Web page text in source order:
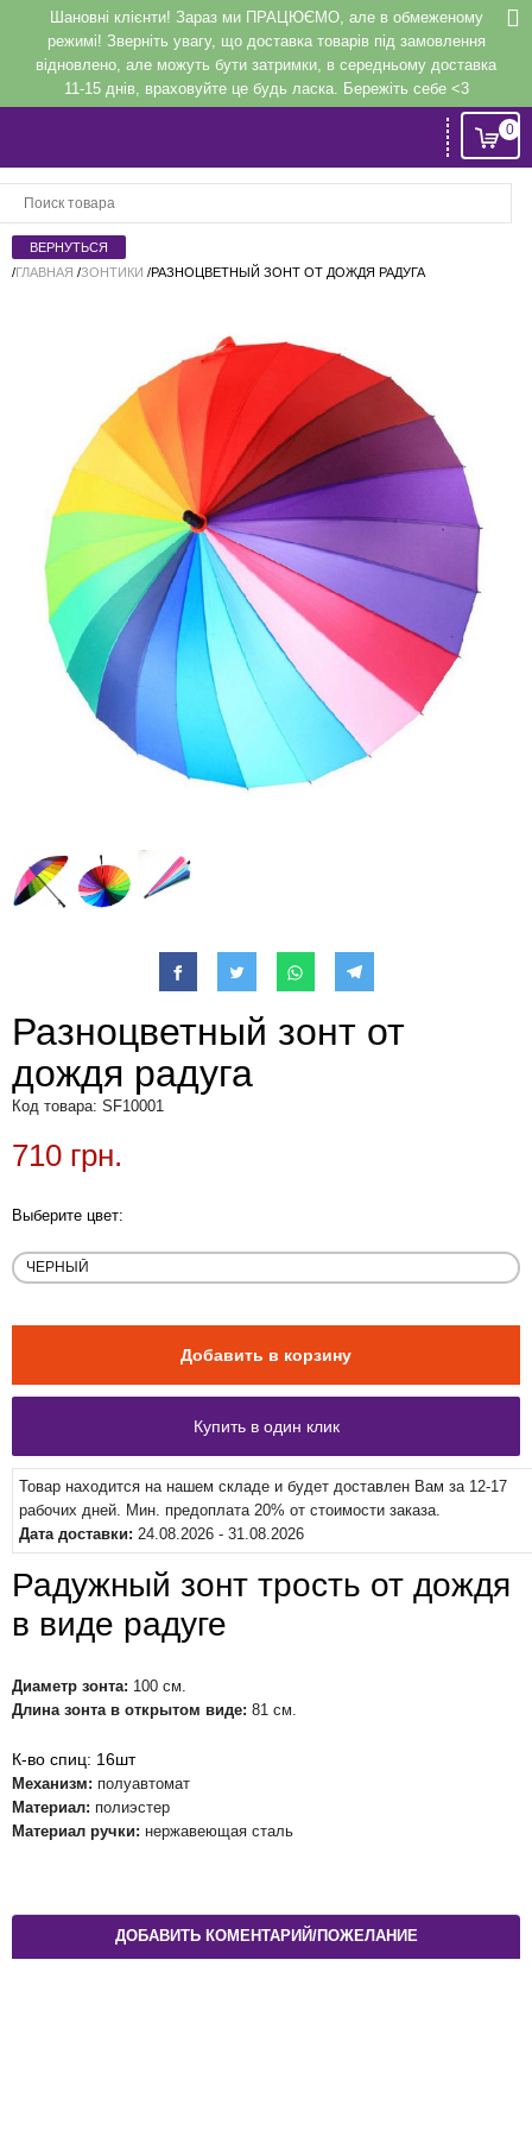
Шановні клієнти! Зараз ми ПРАЦЮЄМО, але в обмеженому
режимі! Зверніть увагу, що доставка товарів під замовлення
відновлено, але можуть бути затримки, в середньому доставка
11-15 днів, враховуйте це будь ласка. Бережіть себе <3
0
/ГЛАВНАЯ /ЗОНТИКИ /РАЗНОЦВЕТНЫЙ ЗОНТ ОТ ДОЖДЯ РАДУГА
Разноцветный зонт от
дождя радуга
Код товара: SF10001
710 грн.
Выберите цвет:
Товар находится на нашем складе и будет доставлен Вам за 12-17
рабочих дней. Мин. предоплата 20% от стоимости заказа.
Дата доставки: 24.08.2026 - 31.08.2026
Радужный зонт трость от дождя
в виде радуге
Диаметр зонта: 100 см.
Длина зонта в открытом виде: 81 см.
К-во спиц: 16шт
Механизм: полуавтомат
Материал: полиэстер
Материал ручки: нержавеющая сталь
ДОБАВИТЬ КОМЕНТАРИЙ/ПОЖЕЛАНИЕ
ВходилиРегистрация
Регистрация или авторизация